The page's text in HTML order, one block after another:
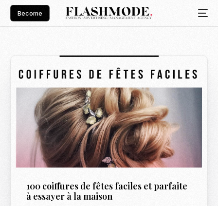
Become
100 coiffures de fêtes faciles et parfaite
à essayer à la maison